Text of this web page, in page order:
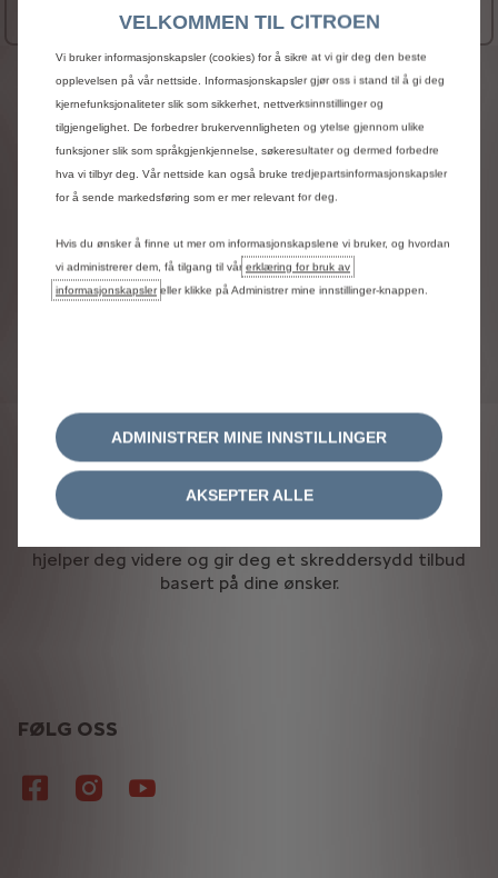
Flere detaljer
JURIDISK INFORMASJON
inkludert ekstrautstyr og opsjoner, overstiger 300
000 NOK, vil det påløpe 25 % merverdiavgift på
den delen av beløpet som overstiger denne
grensen. Konfiguratoren beregner ikke
derfor
ikke endelig biler som
overskrider
som allerede starter
over 300 000 NOK, vil merverdiavgift være
inkludert. (Se prislister for endelige priser.)
hjelper deg videre og gir deg et skreddersydd tilbud
basert på dine ønsker.
FØLG OSS
VELKOMMEN TIL CITROEN
Vi bruker informasjonskapsler (cookies) for å sikre at vi gir deg den beste
opplevelsen på vår nettside. Informasjonskapsler gjør oss i stand til å gi deg
kjernefunksjonaliteter slik som sikkerhet, nettverksinnstillinger og
tilgjengelighet. De forbedrer brukervennligheten og ytelse gjennom ulike
funksjoner slik som språkgjenkjennelse, søkeresultater og dermed forbedre
hva vi tilbyr deg. Vår nettside kan også bruke tredjepartsinformasjonskapsler
for å sende markedsføring som er mer relevant for deg.
Hvis du ønsker å finne ut mer om informasjonskapslene vi bruker, og hvordan
vi administrerer dem, få tilgang til vår erklæring for bruk av
informasjonskapsler eller klikke på Administrer mine innstillinger-knappen.
ADMINISTRER MINE INNSTILLINGER
AKSEPTER ALLE